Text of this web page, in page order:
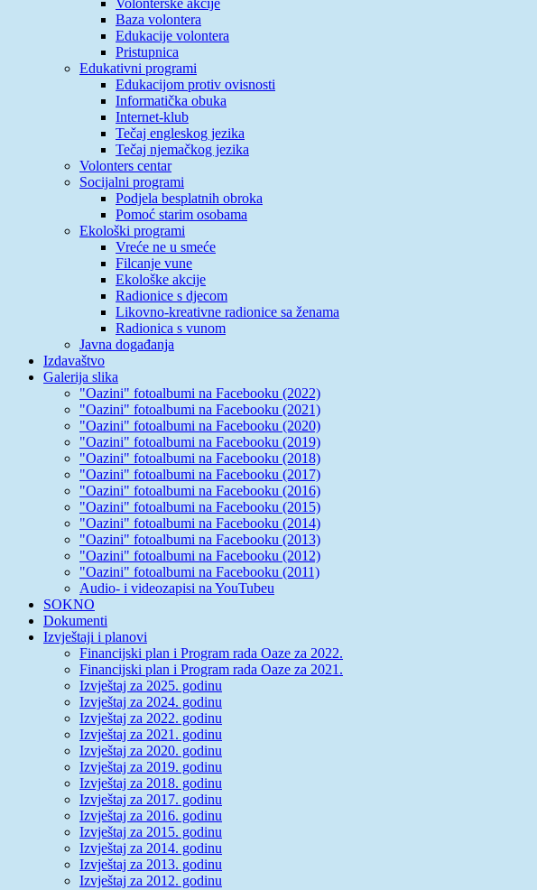
Baza volontera
Edukacije volontera
Pristupnica
Edukativni programi
Edukacijom protiv ovisnosti
Informatička obuka
Internet-klub
Tečaj engleskog jezika
Tečaj njemačkog jezika
Volonters centar
Socijalni programi
Podjela besplatnih obroka
Pomoć starim osobama
Ekološki programi
Vreće ne u smeće
Filcanje vune
Ekološke akcije
Radionice s djecom
Likovno-kreativne radionice sa ženama
Radionica s vunom
Javna događanja
Izdavaštvo
Galerija slika
"Oazini" fotoalbumi na Facebooku (2022)
"Oazini" fotoalbumi na Facebooku (2021)
"Oazini" fotoalbumi na Facebooku (2020)
"Oazini" fotoalbumi na Facebooku (2019)
"Oazini" fotoalbumi na Facebooku (2018)
"Oazini" fotoalbumi na Facebooku (2017)
"Oazini" fotoalbumi na Facebooku (2016)
"Oazini" fotoalbumi na Facebooku (2015)
"Oazini" fotoalbumi na Facebooku (2014)
"Oazini" fotoalbumi na Facebooku (2013)
"Oazini" fotoalbumi na Facebooku (2012)
"Oazini" fotoalbumi na Facebooku (2011)
Audio- i videozapisi na YouTubeu
SOKNO
Dokumenti
Izvještaji i planovi
Financijski plan i Program rada Oaze za 2022.
Financijski plan i Program rada Oaze za 2021.
Izvještaj za 2025. godinu
Izvještaj za 2024. godinu
Izvještaj za 2022. godinu
Izvještaj za 2021. godinu
Izvještaj za 2020. godinu
Izvještaj za 2019. godinu
Izvještaj za 2018. godinu
Izvještaj za 2017. godinu
Izvještaj za 2016. godinu
Izvještaj za 2015. godinu
Izvještaj za 2014. godinu
Izvještaj za 2013. godinu
Izvještaj za 2012. godinu